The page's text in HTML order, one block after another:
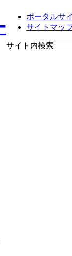
ポータルサ
サイトマッ
サイト内検索